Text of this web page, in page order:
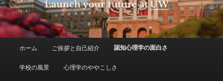
ホーム ご挨拶と自己紹介 認知心理学の面白さ
学校の風景 心理学のややこしさ